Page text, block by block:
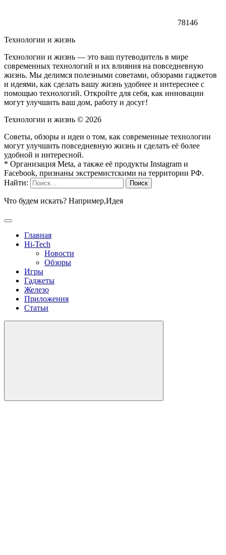
78146
Технологии и жизнь
Технологии и жизнь — это ваш путеводитель в мире
современных технологий и их влияния на повседневную
жизнь. Мы делимся полезными советами, обзорами гаджетов
и идеями, как сделать вашу жизнь удобнее и интереснее с
помощью технологий. Откройте для себя, как инновации
могут улучшить ваш дом, работу и досуг!
Технологии и жизнь © 2026
Советы, обзоры и идеи о том, как современные технологии
могут улучшить повседневную жизнь и сделать её более
удобной и интересной.
* Организация Meta, а также её продукты Instagram и
Facebook, признаны экстремистскими на территории РФ.
Найти:
Что будем искать? Например,Идея
Главная
Hi-Tech
Новости
Обзоры
Игры
Гаджеты
Железо
Приложения
Статьи